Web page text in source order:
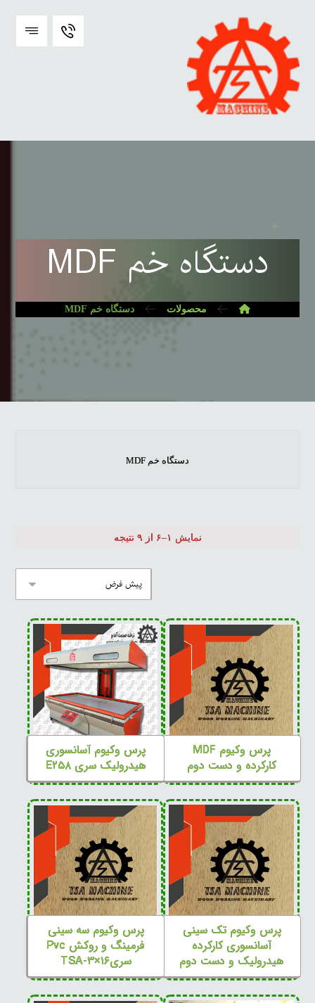
دستگاه خم MDF
محصولات دستگاه خم MDF
دستگاه خم MDF
نمایش ۱–۶ از ۹ نتیجه
پرس وکیوم MDF
کارکرده و دست دوم
پرس وکیوم آسانسوری
هیدرولیک سری E۲۵۸
پرس وکیوم تک سینی
آسانسوری کارکرده
هیدرولیک و دست دوم
پرس وکیوم سه سینی
فرمینگ و روکش Pvc
سریTSA-۳×۱۶